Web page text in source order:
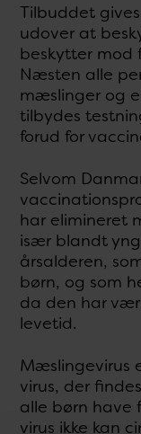
Tilbuddet
udover at
beskytter mod
Næsten alle
mæslinger og
tilbydes
forud for
Selvom
har elimineret
især blandt
årsalderen,
børn, og som
da den har
levetid.
Mæslingevirus
virus, der
alle børn have
virus ikke kan